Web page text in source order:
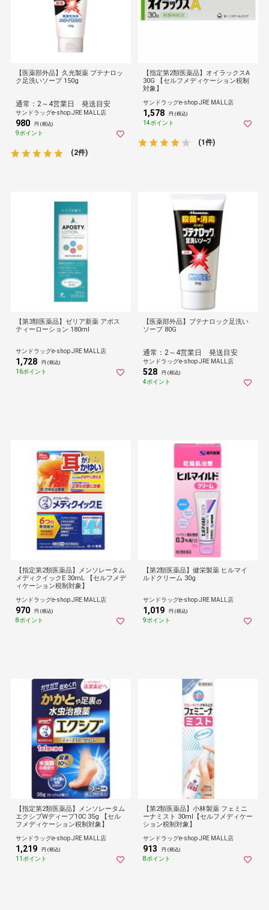
【医薬部外品】久光製薬 ブテナロッ
ク足洗いソープ 150g
通常：2～4営業日 発送目安
サンドラッグe-shop JRE MALL店
980 円 (税込)
9ポイント
(2件)
【指定第2類医薬品】オイラックスA
30G 【セルフメディケーション税制
対象】
サンドラッグe-shop JRE MALL店
1,578 円 (税込)
14ポイント
(1件)
【第3類医薬品】ゼリア新薬 アポス
ティーローション 180ml
サンドラッグe-shop JRE MALL店
1,728 円 (税込)
16ポイント
【医薬部外品】ブテナロック足洗い
ソープ 80G
通常：2～4営業日 発送目安
サンドラッグe-shop JRE MALL店
528 円 (税込)
4ポイント
【指定第2類医薬品】メンソレータム
メディクイックE 30mL 【セルフメデ
ィケーション税制対象】
サンドラッグe-shop JRE MALL店
970 円 (税込)
8ポイント
【第2類医薬品】健栄製薬 ヒルマイ
ルドクリーム 30g
サンドラッグe-shop JRE MALL店
1,019 円 (税込)
9ポイント
【指定第2類医薬品】メンソレータム
エクシブWディープ10C 35g 【セル
フメディケーション税制対象】
サンドラッグe-shop JRE MALL店
1,219 円 (税込)
11ポイント
【第2類医薬品】小林製薬 フェミニ
ーナミスト 30ml【セルフメディケー
ション税制対象】
サンドラッグe-shop JRE MALL店
913 円 (税込)
8ポイント